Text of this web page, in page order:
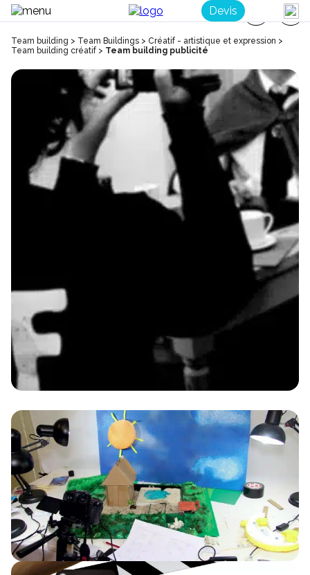
Devis
Team building > Team Buildings > Créatif - artistique et expression >
Team building créatif > Team building publicité